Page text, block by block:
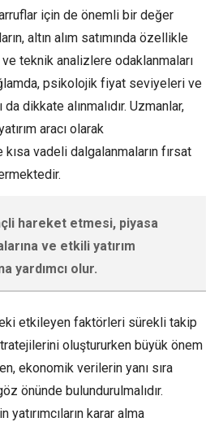
için de önemli bir değer
altın alım satımında özellikle
ve teknik analizlere odaklanmaları
psikolojik fiyat seviyeleri ve
dikkate alınmalıdır. Uzmanlar,
aracı olarak
vadeli dalgalanmaların fırsat
hareket etmesi, piyasa
ve etkili yatırım
yardımcı olur.
etkileyen faktörleri sürekli takip
oluştururken büyük önem
ekonomik verilerin yanı sıra
önünde bulundurulmalıdır.
karar alma